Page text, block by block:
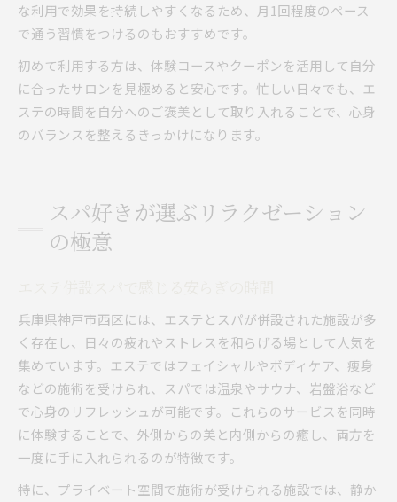
な利用で効果を持続しやすくなるため、月1回程度のペース
で通う習慣をつけるのもおすすめです。
初めて利用する方は、体験コースやクーポンを活用して自分
に合ったサロンを見極めると安心です。忙しい日々でも、エ
ステの時間を自分へのご褒美として取り入れることで、心身
のバランスを整えるきっかけになります。
スパ好きが選ぶリラクゼーション
の極意
兵庫県神戸市西区には、エステとスパが併設された施設が多
く存在し、日々の疲れやストレスを和らげる場として人気を
集めています。エステではフェイシャルやボディケア、痩身
などの施術を受けられ、スパでは温泉やサウナ、岩盤浴など
で心身のリフレッシュが可能です。これらのサービスを同時
に体験することで、外側からの美と内側からの癒し、両方を
一度に手に入れられるのが特徴です。
特に、プライベート空間で施術が受けられる施設では、静か